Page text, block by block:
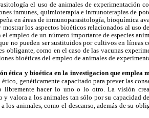
el uso de animales de experimentación
inmunes, quimioterapia e inmunoterapias de
en áreas de inmunoparasitología, bioquímica
mostrar los aspectos bioéticos relacionados al uso
el empleo de un número importante de especies
no pueden ser sustituidos por cultivos en líneas
obligante, como en el caso de las vacunas
bioéticas del empleo de animales de
ética y bioética en la investigacion que emplea
ético, genéticamente capacitado para prever las
libremente hacer lo uno o lo otro. La visión
y valora a los animales tan sólo por su capacidad
a los animales, como el descanso, además de su